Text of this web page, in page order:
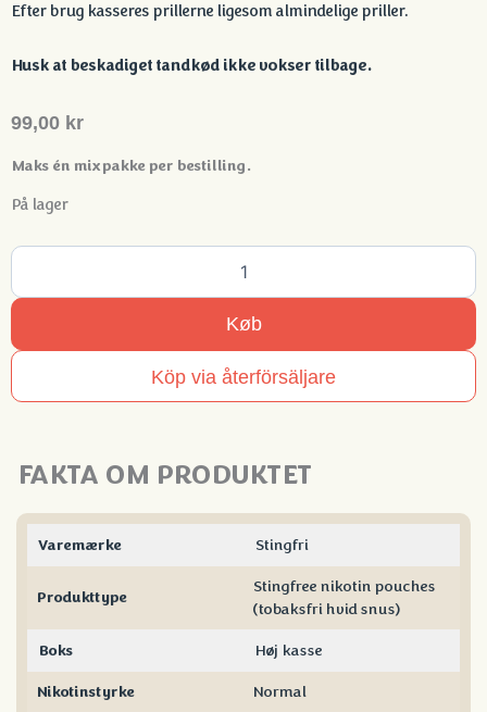
Efter brug kasseres prillerne ligesom almindelige priller.
Husk at beskadiget tandkød ikke vokser tilbage.
99,00 kr
Maks én mixpakke per bestilling.
På lager
Stingfree
3
-
Fruit
Køb
Köp via återförsäljare
FAKTA OM PRODUKTET
Varemærke Stingfri
Produkttype
Stingfree nikotin pouches
(tobaksfri hvid snus)
Boks Høj kasse
Nikotinstyrke Normal